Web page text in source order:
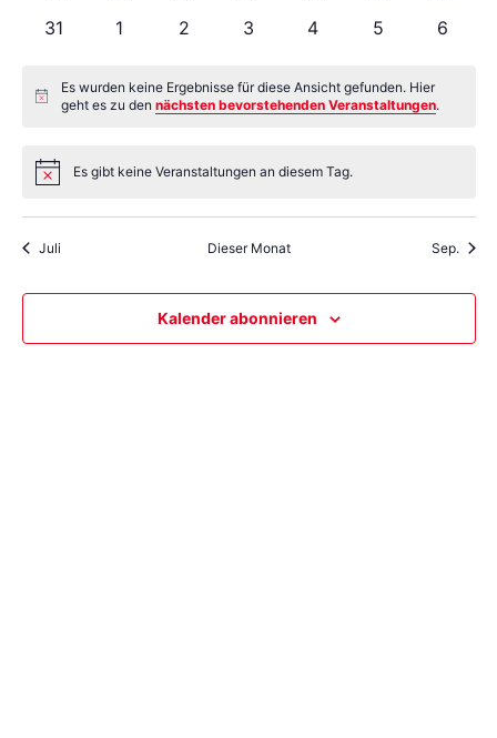
0
31
0
1
0
2
0
3
0
4
0
5
0
6
Hinweis
Es wurden keine Ergebnisse für diese Ansicht gefunden. Hier
geht es zu dennächsten bevorstehenden Veranstaltungen.
HinweisEs gibt keine Veranstaltungen an diesem Tag.
Juli Dieser Monat Sep.
Kalender abonnieren